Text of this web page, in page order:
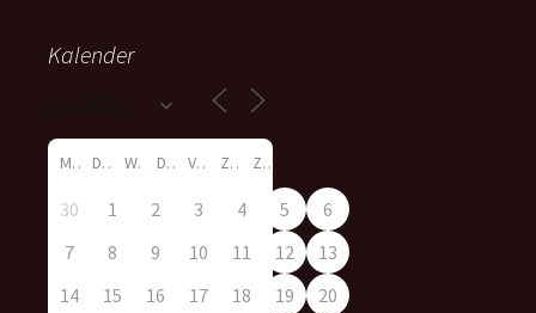
Kalender
M D W D V Z Z
30 1 2 3 4 5
6
7
8 9 10 11 12
13
14
15 16 17 18 19
20